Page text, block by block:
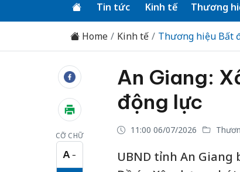
Tin tức Kinh tế Thương
Home Kinh tế Thương hiệu Bất
CỠ CHỮ
A −
Cỡ chữ nhỏ
An Giang:
động lực
11:00 06/07/2026
UBND tỉnh An Giang